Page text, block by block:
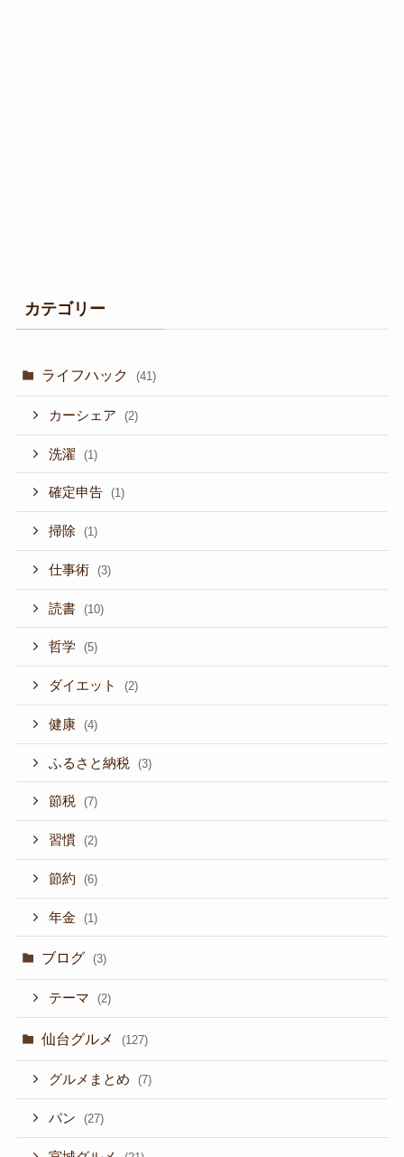
カテゴリー
ライフハック (41)
カーシェア (2)
洗濯 (1)
確定申告 (1)
掃除 (1)
仕事術 (3)
読書 (10)
哲学 (5)
ダイエット (2)
健康 (4)
ふるさと納税 (3)
節税 (7)
習慣 (2)
節約 (6)
年金 (1)
ブログ (3)
テーマ (2)
仙台グルメ (127)
グルメまとめ (7)
パン (27)